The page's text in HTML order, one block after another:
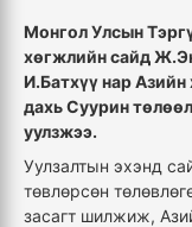
Монгол Улсын
хөгжлийн сайд
И.Батхүү нар
дахь Суурин
уулзжээ.
Уулзалтын эхэнд
төвлөрсөн
засагт шилжиж,